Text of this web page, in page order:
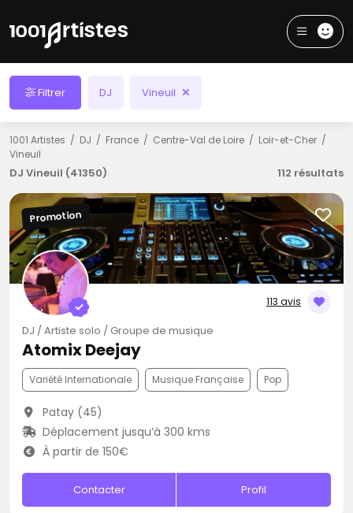
Filtrer DJ Vineuil
1001 Artistes DJ France Centre-Val de Loire
Loir-et-Cher
Vineuil
DJ Vineuil (41350) 112 résultats
113 avis
Promotion
DJ / Artiste solo / Groupe de musique
Atomix Deejay
Variété Internationale Musique Française Pop
Patay (45)
Déplacement jusqu’à 300 kms
À partir de 150€
Contacter Profil